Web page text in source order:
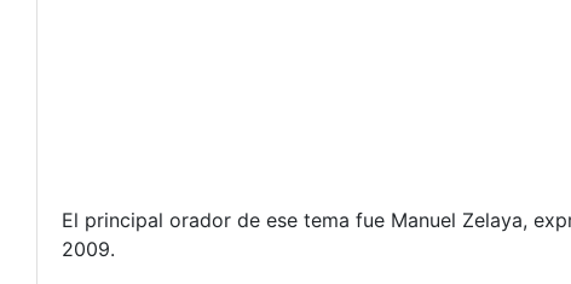
El principal orador de ese tema fue Manuel Zelaya,
2009.